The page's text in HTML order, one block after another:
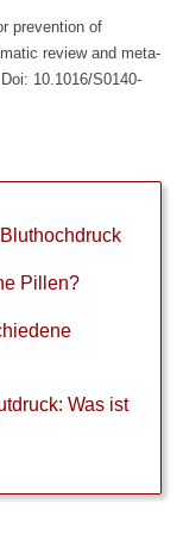
prevention of
review and meta-
10.1016/S0140-
Pillen?
Was ist